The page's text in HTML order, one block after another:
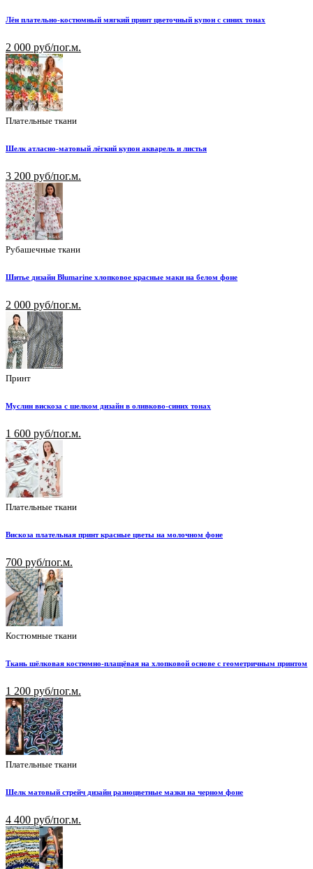
Лён плательно-костюмный мягкий принт цветочный купон с синих тонах
2 000 руб/пог.м.
Плательные ткани
Шелк атласно-матовый лёгкий купон акварель и листья
3 200 руб/пог.м.
Рубашечные ткани
Шитье дизайн Blumarine хлопковое красные маки на белом фоне
2 000 руб/пог.м.
Принт
Муслин вискоза с шелком дизайн в оливково-синих тонах
1 600 руб/пог.м.
Плательные ткани
Вискоза плательная принт красные цветы на молочном фоне
700 руб/пог.м.
Костюмные ткани
Ткань шёлковая костюмно-плащёвая на хлопковой основе с геометричным принтом
1 200 руб/пог.м.
Плательные ткани
Шелк матовый стрейч дизайн разноцветные мазки на черном фоне
4 400 руб/пог.м.